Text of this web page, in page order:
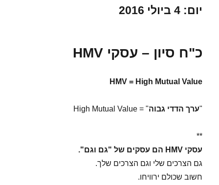
יום:4 ביולי 2016
כ"ח סיון – עסקי HMV
HMV = High Mutual Value
"ערך הדדי גבוה" = High Mutual Value
**
עסקי HMV הם עסקים של "גם וגם".
גם הצרכים שלי וגם הצרכים שלך.
חשוב שכולם ירוויחו.